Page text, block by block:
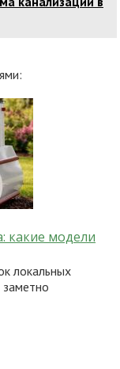
какие модели
локальных